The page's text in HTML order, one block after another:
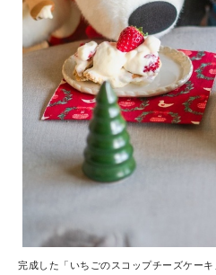
完成した「いちごのスコップチーズケー